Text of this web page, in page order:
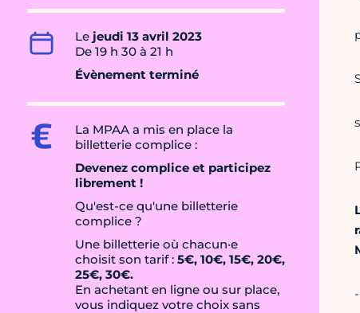
Le jeudi 13 avril 2023
De 19 h 30 à 21 h
Évènement terminé
La MPAA a mis en place la
billetterie complice :
Devenez complice et participez
librement !
Qu'est-ce qu'une billetterie
complice ?
Une billetterie où chacun·e
choisit son tarif : 5€, 10€, 15€, 20€,
25€, 30€.
En achetant en ligne ou sur place,
vous indiquez votre choix sans